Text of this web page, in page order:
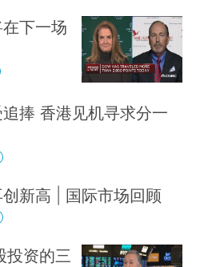
下一场
捧 香港见机寻求分一
新高 | 国际市场回顾
投资的三